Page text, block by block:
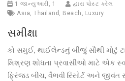
1 જાન્યુઆરી, 1
દ્વારા પોસ્ટ કરેલ
Asia, Thailand , Beach , Luxury
સમીક્ષા
કો સમુઈ, થાઈલેન્ડનું બીજું સૌથી મોટું
મિશ્રણ શોધતા પ્રવાસીઓ માટે એક
ફ્રિંજ્ડ બીચ, વૈભવી રિસોર્ટ અને જીવંત